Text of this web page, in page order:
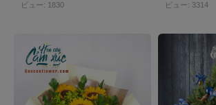
ビュー: 1830 ビュー: 3314